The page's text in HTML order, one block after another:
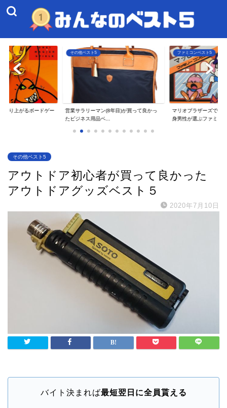
年目)が買って良かっ
ファミコンベスト5
マリオブラザーズで衝撃を受けた40代独
身男性が選ぶファミ...
その他ベスト5
一人暮らしのアラサー
てよかったAmaz...
その他ベスト5
アウトドア初心者が買って良かった
アウトドアグッズベスト５
2020年7月10日
バイト決まれば最短翌日に全員貰える